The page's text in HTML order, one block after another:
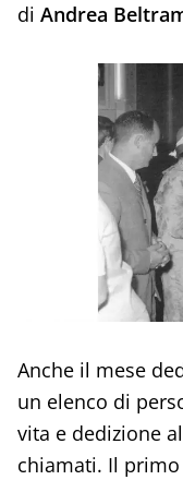
di Andrea
Anche il mese
un elenco di
vita e dedizione
chiamati. Il